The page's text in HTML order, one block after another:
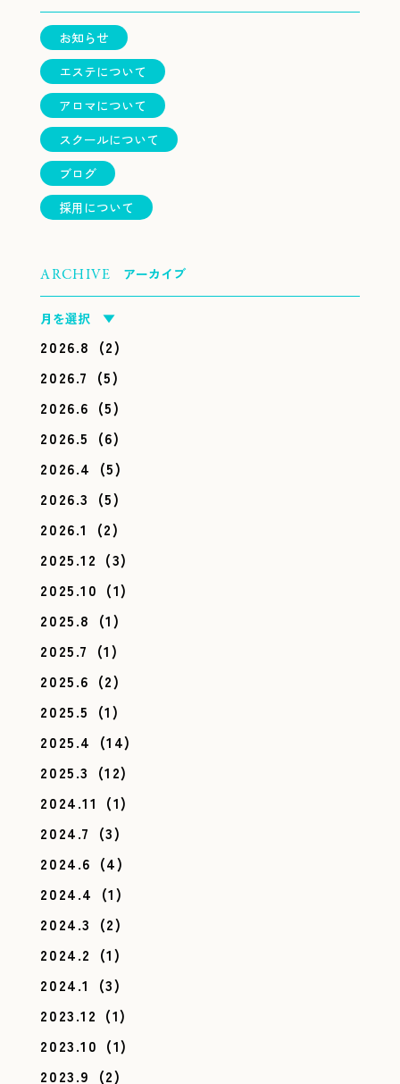
お知らせ
エステについて
アロマについて
スクールについて
ブログ
採用について
ARCHIVE アーカイブ
月を選択 ▼
2026.8 (2)
2026.7 (5)
2026.6 (5)
2026.5 (6)
2026.4 (5)
2026.3 (5)
2026.1
(2)
2025.12 (3)
2025.10 (1)
2025.8 (1)
2025.7 (1)
2025.6 (2)
2025.5 (1)
2025.4 (14)
2025.3 (12)
2024.11 (1)
2024.7 (3)
2024.6 (4)
2024.4 (1)
2024.3 (2)
2024.2 (1)
2024.1
(3)
2023.12 (1)
2023.10 (1)
2023.9 (2)